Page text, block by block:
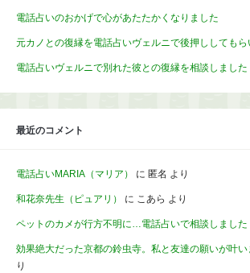
電話占いのおかげで心があたたかくなりました
元カノとの復縁を電話占いヴェルニで後押ししてもら
電話占いヴェルニで別れた彼との復縁を相談しました
最近のコメント
電話占いMARIA（マリア） に 匿名 より
和花奈先生（ピュアリ） に こあら より
ペットのカメが行方不明に…電話占いで相談しました
効果絶大だった京都の鈴虫寺。私と友達の願いが叶い
り